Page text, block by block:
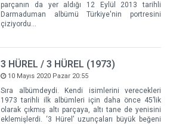
parçanın da yer aldığı 12 Eylül 2013 tarihli
Darmaduman albümü Türkiye'nin portresini
çiziyordu...
3 HÜREL / 3 HÜREL (1973)
10 Mayıs 2020 Pazar 20:55
Sıra albümdeydi. Kendi isimlerini verecekleri
1973 tarihli ilk albümleri için daha önce 45’lik
olarak çıkmış altı parçaya, altı tane de yenisini
eklemişlerdi. ‘3 Hürel’ uzunçaları büyük beğeni